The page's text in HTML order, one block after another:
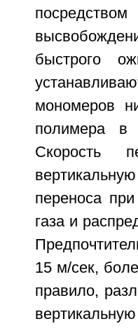
быстрого
мономеров
полимера в
Скорость
переноса
газа и
15 м/сек,
правило,